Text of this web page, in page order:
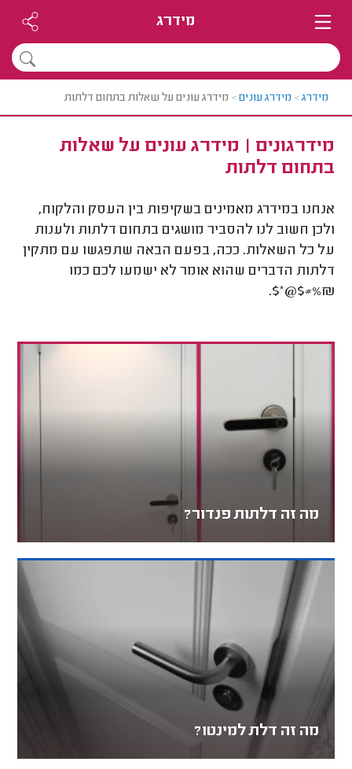
מידרג
מידרג> מידרג עונים> מידרג עונים על שאלות בתחום דלתות
מידרגונים | מידרג עונים על שאלות
בתחום דלתות
אנחנו במידרג מאמינים בשקיפות בין העסק והלקוח,
ולכן חשוב לנו להסביר מושגים בתחום דלתות ולענות
על כל השאלות. ככה, בפעם הבאה שתפגשו עם מתקין
דלתות הדברים שהוא אומר לא ישמעו לכם כמו
&%#$@*$.
מה זה דלתות פנדור?
מה זה דלת למינטו?